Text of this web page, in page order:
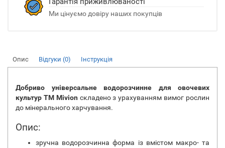
Ми цінуємо довіру наших покупців
Опис Відгуки (0) Інструкція
Добриво універсальне водорозчинне для овочевих
культур ТМ Mivion складено з урахуванням вимог рослин
до мінерального харчування.
Опис:
зручна водорозчинна форма із вмістом макро- та